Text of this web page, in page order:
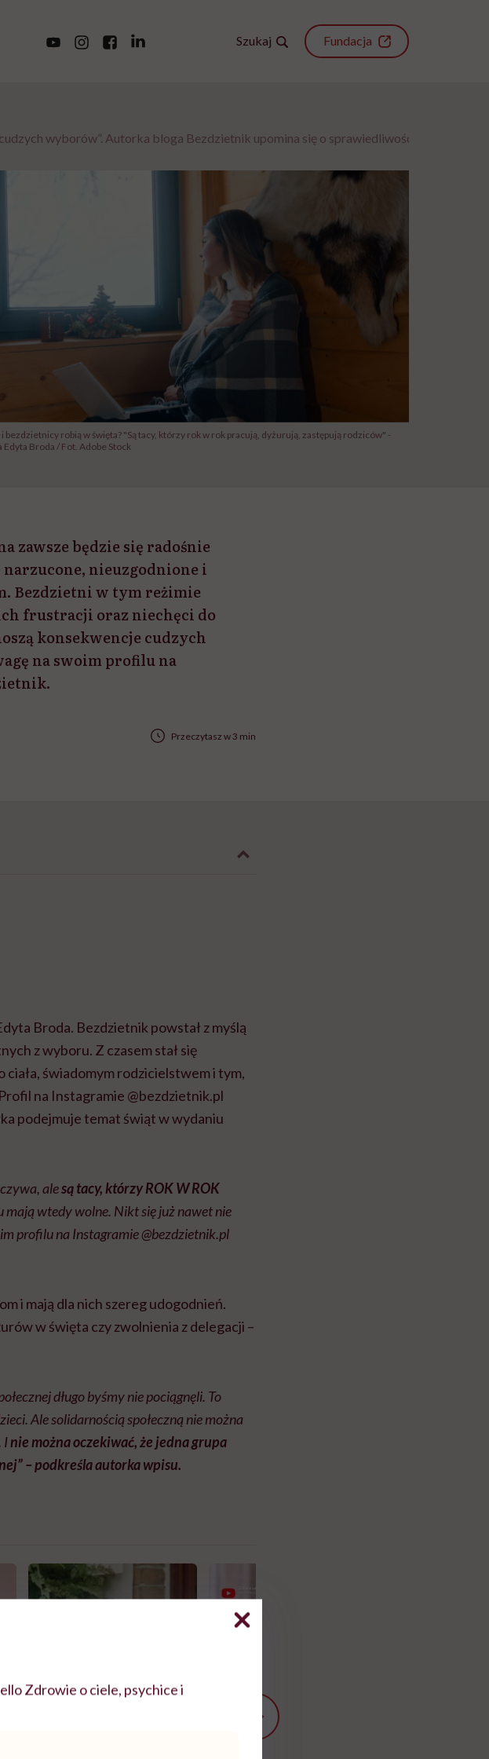
Szukaj Fundacja
wyborów”. Autorka bloga Bezdzietnik upomina się o sprawiedliwość
i bezdzietnicy robią w święta? "Są tacy, którzy rok w rok pracują, dyżurują, zastępują rodziców" -
Edyta Broda / Fot. Adobe Stock
zawsze będzie się radośnie
nieuzgodnione i
Bezdzietni w tym reżimie
frustracji oraz niechęci do
konsekwencje cudzych
na swoim profilu na
Przeczytasz w 3 min
Broda. Bezdzietnik powstał z myślą
z wyboru. Z czasem stał się
świadomym rodzicielstwem i tym,
na Instagramie @bezdzietnik.pl
podejmuje temat świąt w wydaniu
alesą tacy, którzy ROK W ROK
mają wtedy wolne. Nikt się już nawet nie
profilu na Instagramie @bezdzietnik.pl
i mają dla nich szereg udogodnień.
w święta czy zwolnienia z delegacji –
długo byśmy nie pociągnęli. To
Ale solidarnością społeczną nie można
Inie można oczekiwać, że jedna grupa
– podkreśla autorka wpisu.
Zdrowie o ciele, psychice i